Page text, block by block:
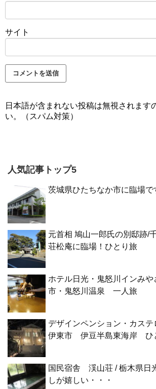
サイト
日本語が含まれない投稿は無視されます
い。（スパム対策）
人気記事トップ5
茨城県ひたちなか市に臨場で
元首相 鳩山一郎氏の別邸跡/
荘松庵に臨場！ひとり旅
ホテル日光・鬼怒川インみ
市・鬼怒川温泉 一人旅
デザインペンション・カステ
伊東市 伊豆半島東海岸 ひ
国民宿舎 渓山荘 / 栃木県
しが嬉しい・・・